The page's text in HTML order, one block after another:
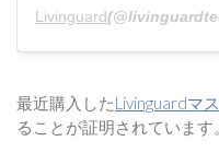
Livinguard
最近購入したLivinguardマ
ることが証明されています。